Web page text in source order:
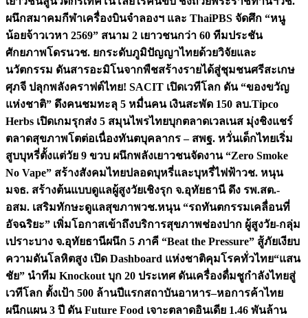
ผนึกสมาคมกีฬาเครื่องบินจำลองฯ และ ThaiPBS จัดศึก “หนู
น้อยจ้าวเวหา 2569” สนาม 2 เยาวชนกว่า 60 ทีมประชัน
ศักยภาพโดรนวช. ยกระดับภูมิปัญญาไทยด้วยวิจัยและ
นวัตกรรม ดันสารอะมิโนจากพืชสร้างรายได้สู่ชุมชนศรีสะเกษ
ศุภจี ปลุกพลังคราฟต์ไทย! SACIT เปิดเวทีโลก ดัน “ของขวัญ
แห่งชาติ” ดึงคนชมทะลุ 5 หมื่นคน เงินสะพัด 150 ลบ.Tipco
Herbs เปิดเกมรุกส่ง 5 สมุนไพรไทยบุกตลาดเวลเนส มุ่งชิงแชร์
ตลาดสุขภาพโตต่อเนื่องทันตบุคลากร – สพฐ. หวั่นเด็กไทยเริ่ม
สูบบุหรี่ตั้งแต่วัย 9 ขวบ ผนึกพลังเยาวชนจัดงาน “Zero Smoke
No Vape” สร้างสังคมไทยปลอดบุหรี่และบุหรี่ไฟฟ้าวช. หนุน
มจธ. สร้างต้นแบบดูแลผู้สูงวัยเชิงรุก จ.อุทัยธานี ดึง รพ.สต.-
อสม. เสริมทักษะดูแลสุขภาพวช.หนุน “รถทันตกรรมเคลื่อนที่
อัจฉริยะ” เพิ่มโอกาสเข้าถึงบริการสุขภาพช่องปาก ผู้สูงวัย-กลุ่ม
เปราะบาง จ.อุทัยธานีผนึก 5 ภาคี “Beat the Pressure” สู้ภัยเงียบ
ความดันโลหิตสูง เปิด Dashboard แห่งชาติคุมโรคทั่วไทย“แสน
ชัย” นำทีม Knockout บุก 20 ประเทศ ดันเครื่องดื่มชูกำลังไทยสู่
เวทีโลก ตั้งเป้า 500 ล้านปีแรกสถาบันอาหาร–หอการค้าไทย
ผนึกแผน 3 ปี ดัน Future Food เจาะตลาดอินเดีย 1.46 พันล้าน